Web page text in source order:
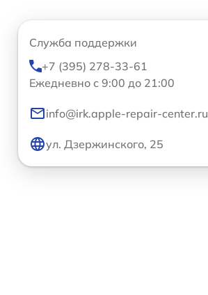
Служба поддержки
+7 (395) 278-33-61
Ежедневно с 9:00 до 21:00
info@irk.apple-repair-center.ru
ул. Дзержинского, 25